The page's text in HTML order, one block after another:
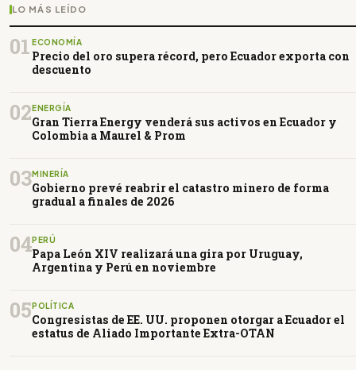
LO MÁS LEÍDO
01 ECONOMÍA
Precio del oro supera récord, pero Ecuador exporta con
descuento
02ENERGÍA
Gran Tierra Energy venderá sus activos en Ecuador y
Colombia a Maurel & Prom
03MINERÍA
Gobierno prevé reabrir el catastro minero de forma
gradual a finales de 2026
04PERÚ
Papa León XIV realizará una gira por Uruguay,
Argentina y Perú en noviembre
05POLÍTICA
Congresistas de EE. UU. proponen otorgar a Ecuador el
estatus de Aliado Importante Extra-OTAN